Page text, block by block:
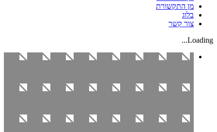
מן התקשורת
בלוג
צור קשר
Loading...